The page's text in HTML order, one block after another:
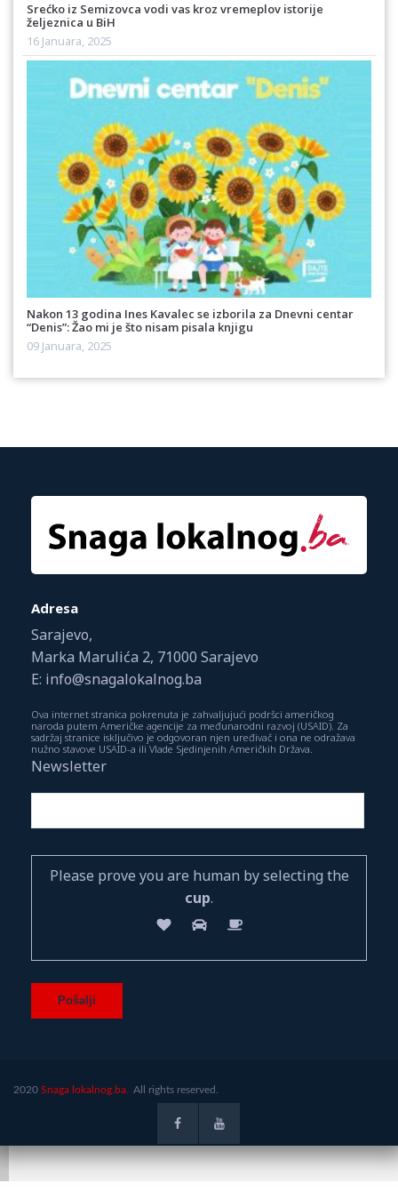
Srećko iz Semizovca vodi vas kroz vremeplov istorije
željeznica u BiH
16 Januara, 2025
Nakon 13 godina Ines Kavalec se izborila za Dnevni centar
“Denis”: Žao mi je što nisam pisala knjigu
09 Januara, 2025
Adresa
Sarajevo,
Marka Marulića 2, 71000 Sarajevo
E: info@snagalokalnog.ba
Ova internet stranica pokrenuta je zahvaljujući podršci američkog
naroda putem Američke agencije za međunarodni razvoj (USAID). Za
sadržaj stranice isključivo je odgovoran njen uređivač i ona ne odražava
nužno stavove USAID-a ili Vlade Sjedinjenih Američkih Država.
Newsletter
Please prove you are human by selecting the
cup.
2020 Snaga lokalnog.ba. All rights reserved.